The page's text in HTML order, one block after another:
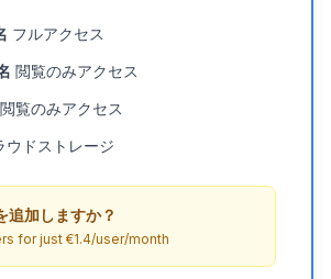
フルアクセス
閲覧のみアクセス
閲覧のみアクセス
ウドストレージ
追加しますか？
for just €1.4/user/month